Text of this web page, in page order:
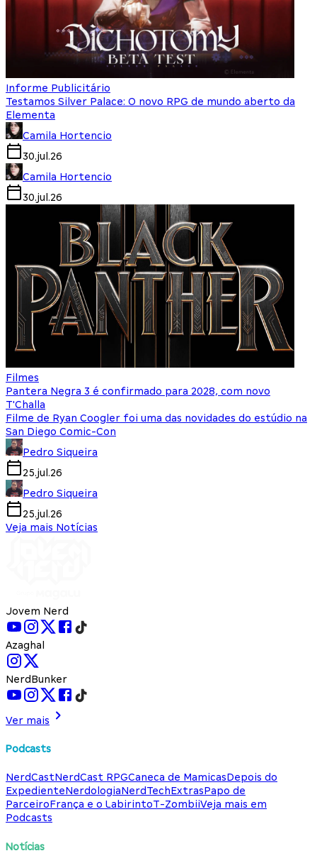
Informe Publicitário
Testamos Silver Palace: O novo RPG de mundo aberto da
Elementa
Camila Hortencio
30.jul.26
Camila Hortencio
30.jul.26
Filmes
Pantera Negra 3 é confirmado para 2028, com novo
T'Challa
Filme de Ryan Coogler foi uma das novidades do estúdio na
San Diego Comic-Con
Pedro Siqueira
25.jul.26
Pedro Siqueira
25.jul.26
Veja mais Notícias
Jovem Nerd
Azaghal
NerdBunker
Ver mais
Podcasts
NerdCastNerdCast RPGCaneca de MamicasDepois do
ExpedienteNerdologiaNerdTechExtrasPapo de
ParceiroFrança e o LabirintoT-ZombiiVeja mais em
Podcasts
Notícias